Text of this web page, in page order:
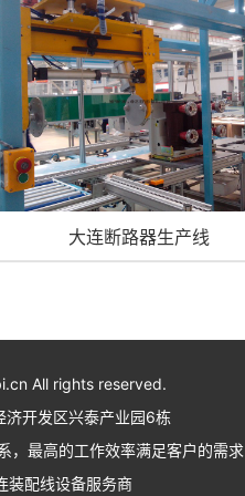
大连断路器生产线
All rights reserved.
开发区兴泰产业园6栋
，最高的工作效率满足客户的需求
装配线设备服务商